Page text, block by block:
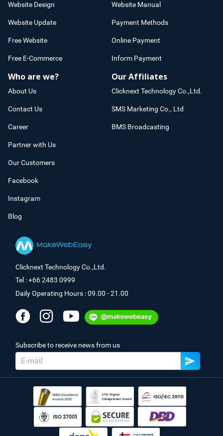
Website Design
Website Update
Free Website
Free E-Commerce
Website Manual
Payment Methods
Online Payment
Inform Payment
Who are we?
About Us
Contact Us
Career
Partner with Us
Our Customers
Facebook
Instagram
Blog
Our Affiliates
Clicknext Technology Co.,Ltd.
SMS Marketing Co., Ltd
BMS Broadcasting
Clicknext Technology Co.,Ltd.
Tel : +66 2483 0999
Daily Operating Hours : 09.00 - 21.00
Subscribe to receive news from us